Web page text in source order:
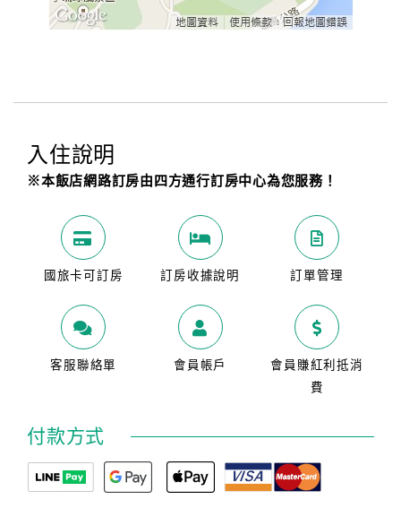
入住說明
※本飯店網路訂房由四方通行訂房中心為您服務！
國旅卡可訂房 訂房收據說明 訂單管理
客服聯絡單 會員帳戶
會員賺紅利抵消
費
付款方式